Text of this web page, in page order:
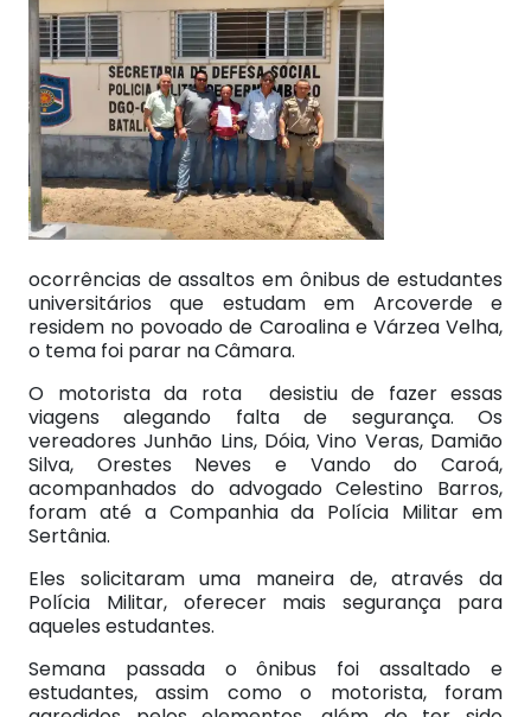
ocorrências de assaltos em ônibus de estudantes
universitários que estudam em Arcoverde e
residem no povoado de Caroalina e Várzea Velha,
o tema foi parar na Câmara.
O motorista da rota desistiu de fazer essas
viagens alegando falta de segurança. Os
vereadores Junhão Lins, Dóia, Vino Veras, Damião
Silva, Orestes Neves e Vando do Caroá,
acompanhados do advogado Celestino Barros,
foram até a Companhia da Polícia Militar em
Sertânia.
Eles solicitaram uma maneira de, através da
Polícia Militar, oferecer mais segurança para
aqueles estudantes.
Semana passada o ônibus foi assaltado e
estudantes, assim como o motorista, foram